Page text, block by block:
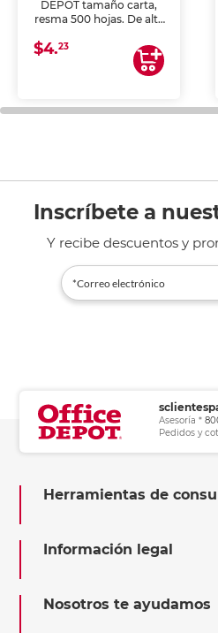
DEPOT tamaño carta,
resma 500 hojas. De alta
uniforme, ideal para
impresoras de inyección
de tinta y láser,
general de oficina.
$4.23
Inscríbete a
Y recibe descuentos y
Asesoría *
Pedidos y
Herramientas de
Información legal
Nosotros te ayudamos